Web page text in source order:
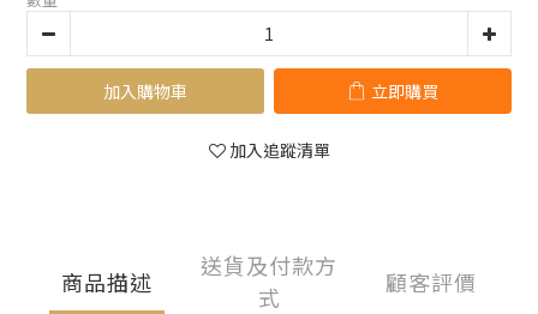
加入購物車 立即購買
加入追蹤清單
商品描述
送貨及付款方
式
顧客評價